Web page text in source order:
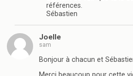
références.
Sébastien
Joelle
sam
Bonjour à chacun et